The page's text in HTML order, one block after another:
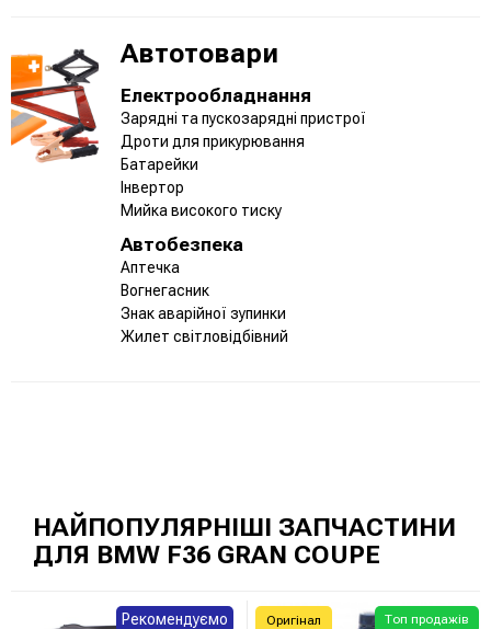
Автотовари
Електрообладнання
Зарядні та пускозарядні пристрої
Дроти для прикурювання
Батарейки
Інвертор
Мийка високого тиску
Автобезпека
Аптечка
Вогнегасник
Знак аварійної зупинки
Жилет світловідбівний
НАЙПОПУЛЯРНІШІ ЗАПЧАСТИНИ
ДЛЯ BMW F36 GRAN COUPE
Рекомендуємо Топ продажів
Оригінал